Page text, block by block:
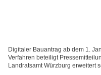
Digitaler Bauantrag ab dem 1.
Verfahren beteiligt
Landratsamt Würzburg erweitert